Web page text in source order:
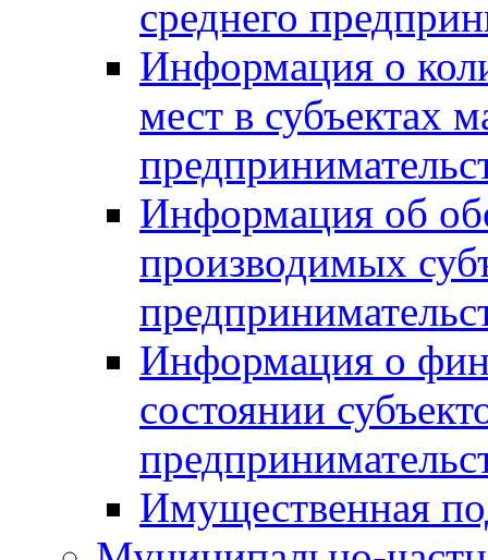
среднего
Информация о
мест в субъектах
Информация об
производимых
Информация о
состоянии
Имущественная